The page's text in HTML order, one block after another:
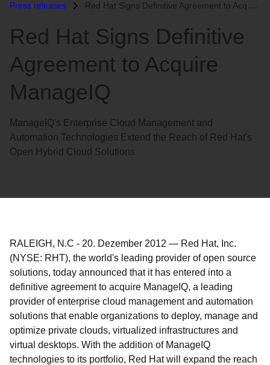
Press releases Red Hat Signs Definitive Agreement to Acquire ManageIQ...
Red Hat Signs Definitive
Agreement to Acquire
ManageIQ
ManageIQ's Enterprise Cloud Management and
Automation Technologies Extend the Reach of Red Hat's
Open Hybrid Cloud Solutions
RALEIGH, N.C - 20. Dezember 2012 — Red Hat, Inc.
(NYSE: RHT), the world's leading provider of open source
solutions, today announced that it has entered into a
definitive agreement to acquire ManageIQ, a leading
provider of enterprise cloud management and automation
solutions that enable organizations to deploy, manage and
optimize private clouds, virtualized infrastructures and
virtual desktops. With the addition of ManageIQ
technologies to its portfolio, Red Hat will expand the reach